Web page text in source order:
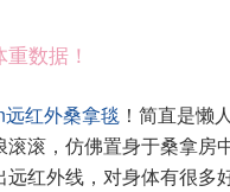
数据！
红外桑拿毯 ！简直是懒
滚，仿佛置身于桑拿房
红外线，对身体有很多